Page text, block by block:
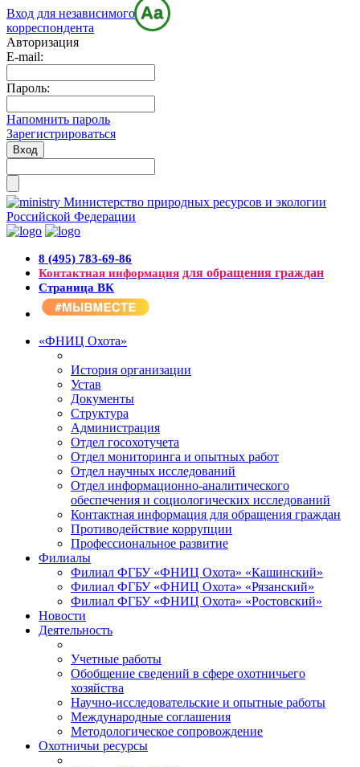
Вход для независимого
корреспондента
Авторизация
E-mail:
Пароль:
Напомнить пароль
Зарегистрироваться
Министерство природных ресурсов и экологии
Российской Федерации
Aa
8 (495) 783-69-86
Контактная информация для обращения граждан
Страница ВК
«ФНИЦ Охота»
История организации
Устав
Документы
Структура
Администрация
Отдел госохотучета
Отдел мониторинга и опытных работ
Отдел научных исследований
Отдел информационно-аналитического
обеспечения и социологических исследований
Контактная информация для обращения граждан
Противодействие коррупции
Профессиональное развитие
Филиалы
Филиал ФГБУ «ФНИЦ Охота» «Кашинский»
Филиал ФГБУ «ФНИЦ Охота» «Рязанский»
Филиал ФГБУ «ФНИЦ Охота» «Ростовский»
Новости
Деятельность
Учетные работы
Обобщение сведений в сфере охотничьего
хозяйства
Научно-исследовательские и опытные работы
Международные соглашения
Методологическое сопровождение
Охотничьи ресурсы